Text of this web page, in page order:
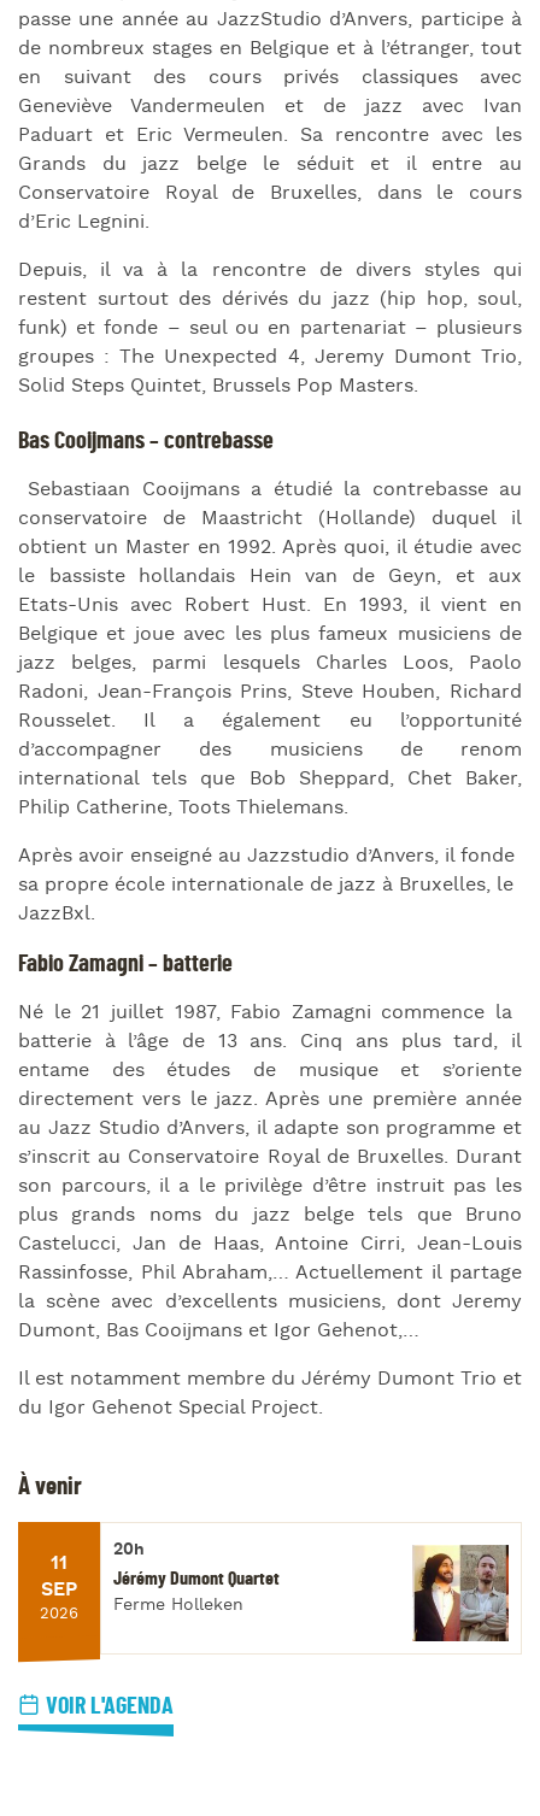
passe une année au JazzStudio d’Anvers, participe à
de nombreux stages en Belgique et à l’étranger, tout
en suivant des cours privés classiques avec
Geneviève Vandermeulen et de jazz avec Ivan
Paduart et Eric Vermeulen. Sa rencontre avec les
Grands du jazz belge le séduit et il entre au
Conservatoire Royal de Bruxelles, dans le cours
d’Eric Legnini.
Depuis, il va à la rencontre de divers styles qui
restent surtout des dérivés du jazz (hip hop, soul,
funk) et fonde – seul ou en partenariat – plusieurs
groupes : The Unexpected 4, Jeremy Dumont Trio,
Solid Steps Quintet, Brussels Pop Masters.
Bas Cooijmans – contrebasse
Sebastiaan Cooijmans a étudié la contrebasse au
conservatoire de Maastricht (Hollande) duquel il
obtient un Master en 1992. Après quoi, il étudie avec
le bassiste hollandais Hein van de Geyn, et aux
Etats-Unis avec Robert Hust. En 1993, il vient en
Belgique et joue avec les plus fameux musiciens de
jazz belges, parmi lesquels Charles Loos, Paolo
Radoni, Jean-François Prins, Steve Houben, Richard
Rousselet. Il a également eu l’opportunité
d’accompagner des musiciens de renom
international tels que Bob Sheppard, Chet Baker,
Philip Catherine, Toots Thielemans.
Après avoir enseigné au Jazzstudio d’Anvers, il fonde
sa propre école internationale de jazz à Bruxelles, le
JazzBxl.
Fabio Zamagni – batterie
Né le 21 juillet 1987, Fabio Zamagni commence la
batterie à l’âge de 13 ans. Cinq ans plus tard, il
entame des études de musique et s’oriente
directement vers le jazz. Après une première année
au Jazz Studio d’Anvers, il adapte son programme et
s’inscrit au Conservatoire Royal de Bruxelles. Durant
son parcours, il a le privilège d’être instruit pas les
plus grands noms du jazz belge tels que Bruno
Castelucci, Jan de Haas, Antoine Cirri, Jean-Louis
Rassinfosse, Phil Abraham,… Actuellement il partage
la scène avec d’excellents musiciens, dont Jeremy
Dumont, Bas Cooijmans et Igor Gehenot,…
Il est notamment membre du Jérémy Dumont Trio et
du Igor Gehenot Special Project.
À venir
11
SEP
2026
20h
Jérémy Dumont Quartet
Ferme Holleken
VOIR L'AGENDA